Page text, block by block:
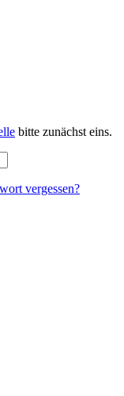
bitte zunächst eins.
vergessen?